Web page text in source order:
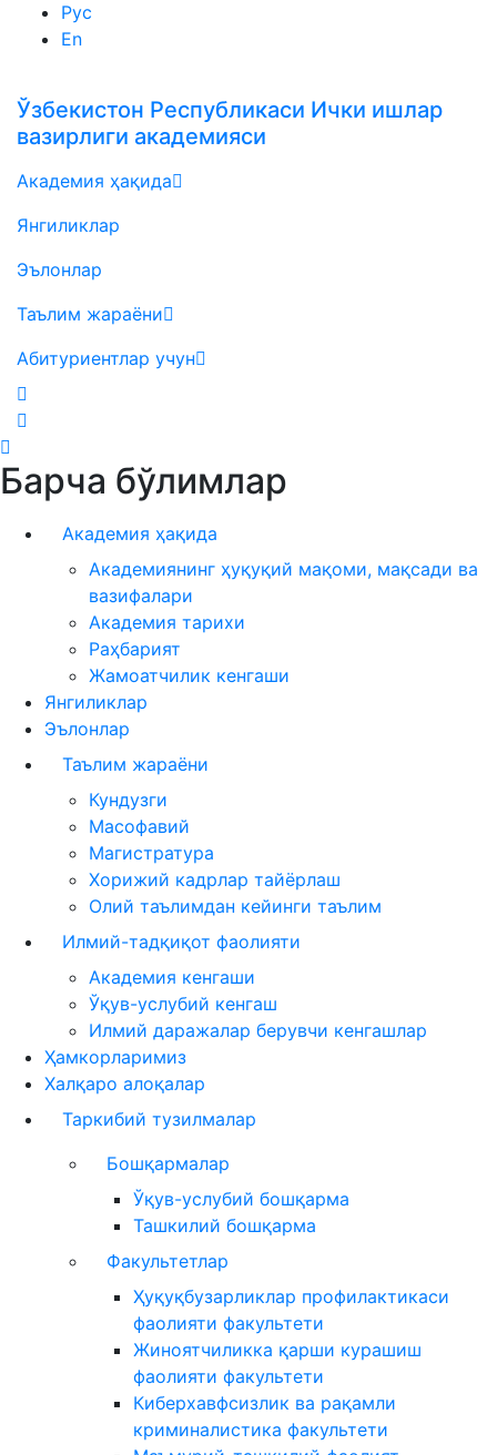
Рус
En
Ўзбекистон Республикаси Ички ишлар
вазирлиги академияси
Академия ҳақида
Янгиликлар
Эълонлар
Таълим жараёни
Абитуриентлар учун
Барча бўлимлар
Академия ҳақида
Академиянинг ҳуқуқий мақоми, мақсади ва
вазифалари
Академия тарихи
Раҳбарият
Жамоатчилик кенгаши
Янгиликлар
Эълонлар
Таълим жараёни
Кундузги
Масофавий
Магистратура
Хорижий кадрлар тайёрлаш
Олий таълимдан кейинги таълим
Илмий-тадқиқот фаолияти
Академия кенгаши
Ўқув-услубий кенгаш
Илмий даражалар берувчи кенгашлар
Ҳамкорларимиз
Халқаро алоқалар
Таркибий тузилмалар
Бошқармалар
Ўқув-услубий бошқарма
Ташкилий бошқарма
Факультетлар
Ҳуқуқбузарликлар профилактикаси
фаолияти факультети
Жиноятчиликка қарши курашиш
фаолияти факультети
Киберхавфсизлик ва рақамли
криминалистика факультети